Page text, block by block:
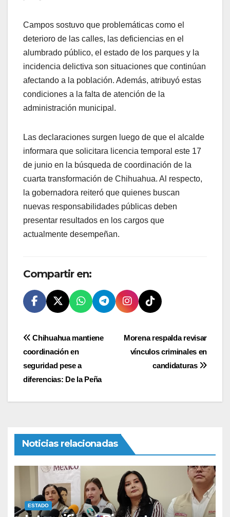
Campos sostuvo que problemáticas como el
deterioro de las calles, las deficiencias en el
alumbrado público, el estado de los parques y la
incidencia delictiva son situaciones que continúan
afectando a la población. Además, atribuyó estas
condiciones a la falta de atención de la
administración municipal.
Las declaraciones surgen luego de que el alcalde
informara que solicitara licencia temporal este 17
de junio en la búsqueda de coordinación de la
cuarta transformación de Chihuahua. Al respecto,
la gobernadora reiteró que quienes buscan
nuevas responsabilidades públicas deben
presentar resultados en los cargos que
actualmente desempeñan.
Compartir en:
Navegación
de
entradas
Morena respalda revisar
vínculos criminales en
candidaturas
Chihuahua mantiene
coordinación en
seguridad pese a
diferencias: De la Peña
Noticias relacionadas
ESTADO